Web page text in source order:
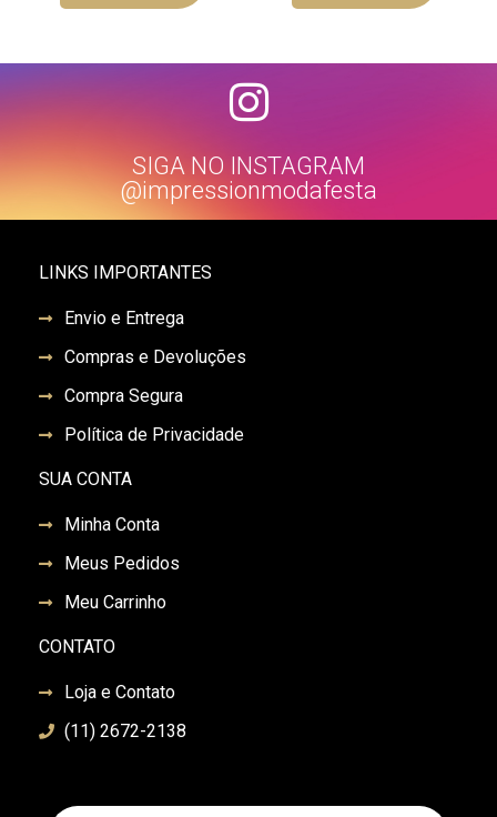
SIGA NO INSTAGRAM
@impressionmodafesta
LINKS IMPORTANTES
Envio e Entrega
Compras e Devoluções
Compra Segura
Política de Privacidade
SUA CONTA
Minha Conta
Meus Pedidos
Meu Carrinho
CONTATO
Loja e Contato
(11) 2672-2138